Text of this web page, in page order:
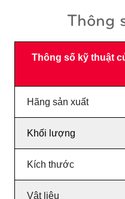
Thông
Thông số kỹ thuật
Hãng sản xuất
Khối lượng
Kích thước
Vật liệu